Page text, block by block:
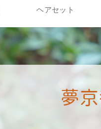
ヘアセット
夢